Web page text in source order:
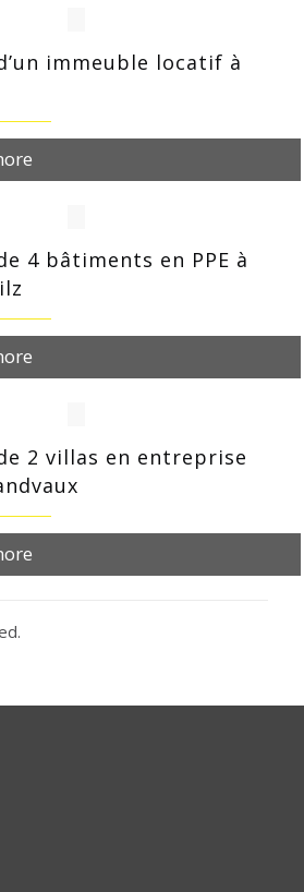
immeuble locatif à
4 bâtiments en PPE à
2 villas en entreprise